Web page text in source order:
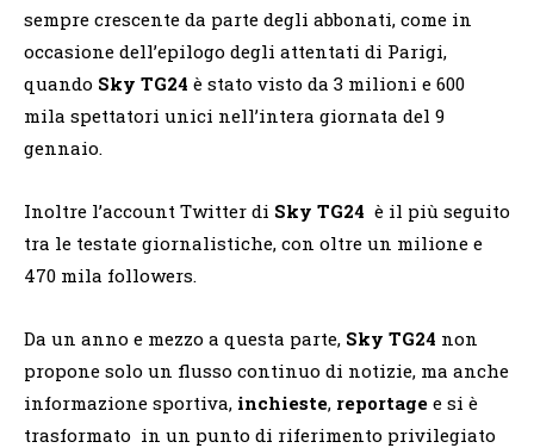
sempre crescente da parte degli abbonati, come in
occasione dell’epilogo degli attentati di Parigi,
quando Sky TG24 è stato visto da 3 milioni e 600
mila spettatori unici nell’intera giornata del 9
gennaio.
Inoltre l’account Twitter di Sky TG24 è il più seguito
tra le testate giornalistiche, con oltre un milione e
470 mila followers.
Da un anno e mezzo a questa parte, Sky TG24 non
propone solo un flusso continuo di notizie, ma anche
informazione sportiva, inchieste, reportage e si è
trasformato in un punto di riferimento privilegiato